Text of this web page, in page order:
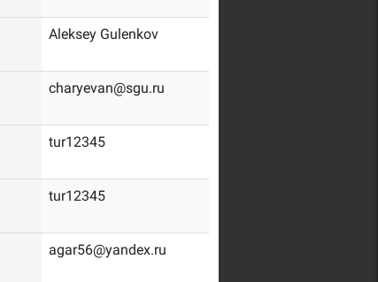
Aleksey Gulenkov
charyevan@sgu.ru
tur12345
tur12345
agar56@yandex.ru